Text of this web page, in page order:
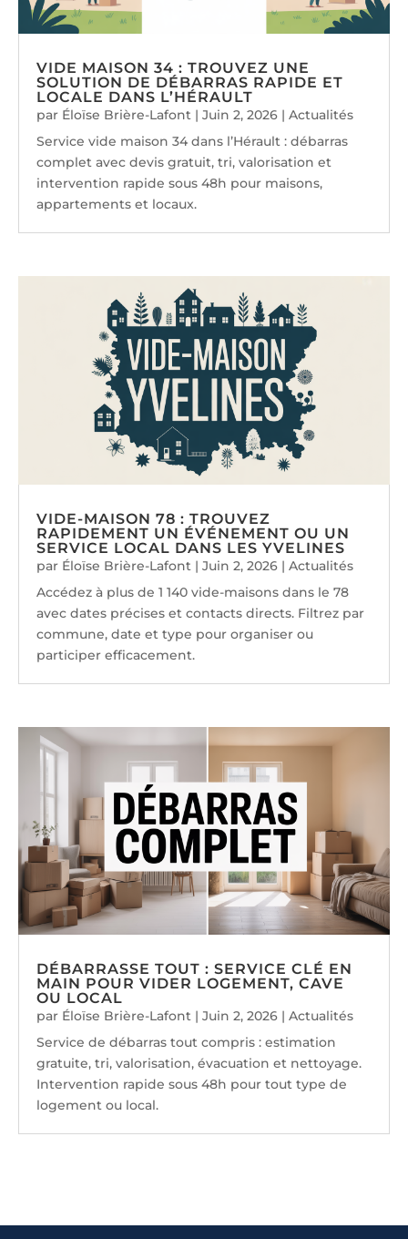
VIDE MAISON 34 : TROUVEZ UNE
SOLUTION DE DÉBARRAS RAPIDE ET
LOCALE DANS L’HÉRAULT
par Éloïse Brière-Lafont |Juin 2, 2026 |Actualités
Service vide maison 34 dans l’Hérault : débarras
complet avec devis gratuit, tri, valorisation et
intervention rapide sous 48h pour maisons,
appartements et locaux.
VIDE-MAISON 78 : TROUVEZ
RAPIDEMENT UN ÉVÉNEMENT OU UN
SERVICE LOCAL DANS LES YVELINES
par Éloïse Brière-Lafont |Juin 2, 2026 |Actualités
Accédez à plus de 1 140 vide-maisons dans le 78
avec dates précises et contacts directs. Filtrez par
commune, date et type pour organiser ou
participer efficacement.
DÉBARRASSE TOUT : SERVICE CLÉ EN
MAIN POUR VIDER LOGEMENT, CAVE
OU LOCAL
par Éloïse Brière-Lafont |Juin 2, 2026 |Actualités
Service de débarras tout compris : estimation
gratuite, tri, valorisation, évacuation et nettoyage.
Intervention rapide sous 48h pour tout type de
logement ou local.